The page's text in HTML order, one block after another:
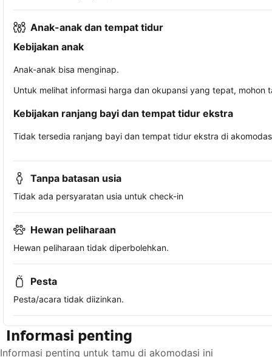
Anak-anak dan tempat tidur
Kebijakan anak
Anak-anak bisa menginap.
Untuk melihat informasi harga dan okupansi yang tepat,
Kebijakan ranjang bayi dan tempat tidur ekstra
Tidak tersedia ranjang bayi dan tempat tidur ekstra di
Tanpa batasan usia
Tidak ada persyaratan usia untuk check-in
Hewan peliharaan
Hewan peliharaan tidak diperbolehkan.
Pesta
Pesta/acara tidak diizinkan.
Informasi penting
Informasi penting untuk tamu di akomodasi ini